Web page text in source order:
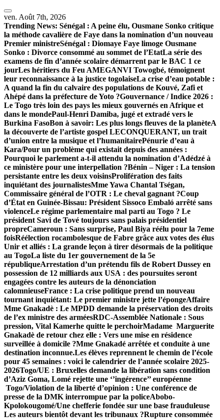
Skip
to
content
ven. Août 7th, 2026
Trending News: Sénégal : A peine élu, Ousmane Sonko critique
la méthode cavalière de Faye dans la nomination d’un nouveau
Premier ministreSénégal : Diomaye Faye limoge Ousmane
Sonko : Divorce consommé au sommet de l’EtatLa série des
examens de fin d’année scolaire démarrent par le BAC 1 ce
jourLes héritiers du Feu AMEGANVI Towogbé, témoignent
leur reconnaissance à la justice togolaiseLa crise d’eau potable :
A quand la fin du calvaire des populations de Kouvé, Zafi et
Ahépé dans la préfecture de Yoto ?Gouvernance / Indice 2026 :
Le Togo très loin des pays les mieux gouvernés en Afrique et
dans le mondePaul-Henri Damiba, jugé et extradé vers le
Burkina FasoBon à savoir: Les plus longs fleuves de la planèteA
la découverte de l’artiste gospel LECONQUERANT, un trait
d’union entre la musique et l’humanitairePénurie d’eau à
Kara/Pour un problème qui existait depuis des années :
Pourquoi le parlement a-t-il attendu la nomination d’Adédzé à
ce ministère pour une interpellation ?Bénin – Niger : La tension
persistante entre les deux voisinsProlifération des faits
inquiétant des journalistesMme Yawa Chantal Tségan,
Commissaire général de l’OTR : Le cheval gagnant ?Coup
d’État en Guinée-Bissau: Président Sissoco Embaló arrêté sans
violenceLe régime parlementaire mal parti au Togo ? Le
président Savi de Tové toujours sans palais présidentiel
propreCameroun : Sans surprise, Paul Biya réélu pour la 7eme
foisRéélection rocambolesque de Fabre grâce aux votes des élus
Unir et alliés : La grande leçon à tirer désormais de la politique
au TogoLa liste du 1er gouvernement de la 5e
républiqueArrestation d’un prétendu fils de Robert Dussey en
possession de 12 milliards aux USA : des poursuites seront
engagées contre les auteurs de la dénonciation
calomnieuseFrance : La crise politique prend un nouveau
tournant inquiétant: Le premier ministre jette l’épongeAffaire
Mme Gnakadè : Le MPDD demande la préservation des droits
de l’ex ministre des arméesRDC-Assemblée Nationale : Sous
pression, Vital Kamerhe quitte le perchoirMadame Marguerite
Gnakadè de retour chez elle : Vers une mise en résidence
surveillée à domicile ?Mme Gnakadé arrêtée et conduite à une
destination inconnue.Les élèves reprennent le chemin de l’école
pour 45 semaines : voici le calendrier de l’année scolaire 2025-
2026Togo/UE : Bruxelles demande la libération sans condition
d’Aziz Goma, Lomé rejette une ‘’ingérence’’ européenne
Togo/Violation de la liberté d’opinion : Une conférence de
presse de la DMK interrompue par la policeAbobo-
Kpolokougomé/Une chefferie fondée sur une base frauduleuse
Les auteurs bientôt devant les tribunaux ?Rupture consommée